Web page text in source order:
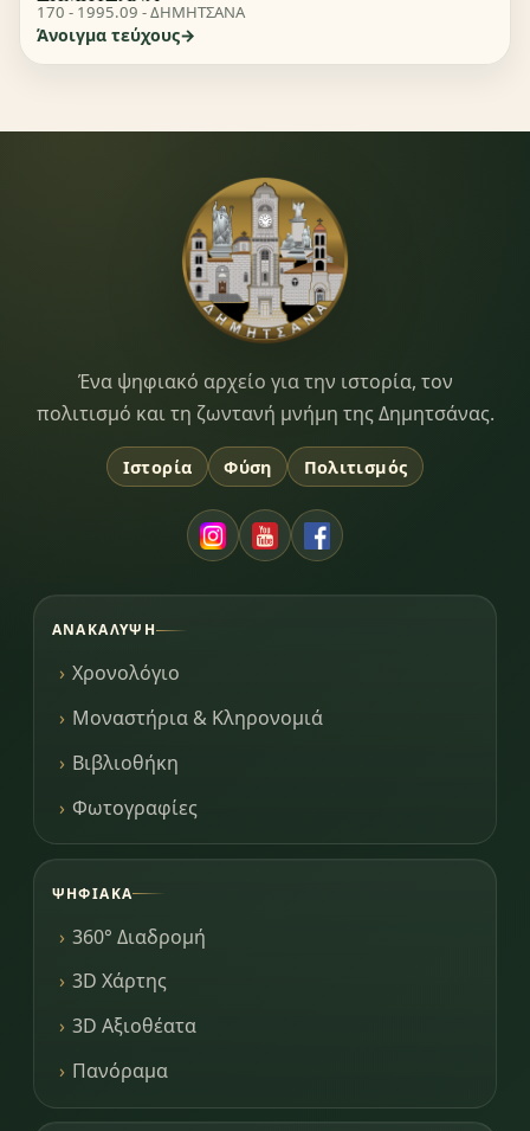
170 - 1995.09 - ΔΗΜΗΤΣΑΝΑ
Άνοιγμα τεύχους
Dimitsana.gr
Ένα ψηφιακό αρχείο για την ιστορία, τον
πολιτισμό και τη ζωντανή μνήμη της Δημητσάνας.
Ιστορία Φύση Πολιτισμός
ΑΝΑΚΆΛΥΨΗ
Χρονολόγιο
Μοναστήρια & Κληρονομιά
Βιβλιοθήκη
Φωτογραφίες
ΨΗΦΙΑΚΆ
360° Διαδρομή
3D Χάρτης
3D Αξιοθέατα
Πανόραμα